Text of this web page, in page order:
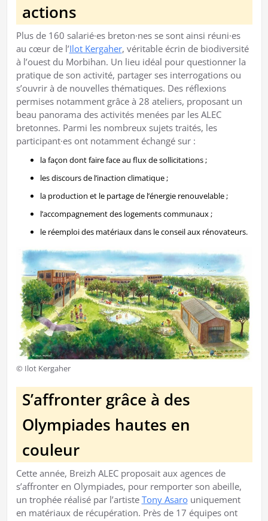
actions
Plus de 160 salarié·es breton·nes se sont ainsi réuni·es
au cœur de l’Ilot Kergaher, véritable écrin de biodiversité
à l’ouest du Morbihan. Un lieu idéal pour questionner la
pratique de son activité, partager ses interrogations ou
s’ouvrir à de nouvelles thématiques. Des réflexions
permises notamment grâce à 28 ateliers, proposant un
beau panorama des activités menées par les ALEC
bretonnes. Parmi les nombreux sujets traités, les
participant·es ont notamment échangé sur :
la façon dont faire face au flux de sollicitations ;
les discours de l’inaction climatique ;
la production et le partage de l’énergie renouvelable ;
l’accompagnement des logements communaux ;
le réemploi des matériaux dans le conseil aux rénovateurs.
© Ilot Kergaher
S’affronter grâce à des
Olympiades hautes en
couleur
Cette année, Breizh ALEC proposait aux agences de
s’affronter en Olympiades, pour remporter son abeille,
un trophée réalisé par l’artiste Tony Asarouniquement
en matériaux de récupération. Près de 17 équipes ont